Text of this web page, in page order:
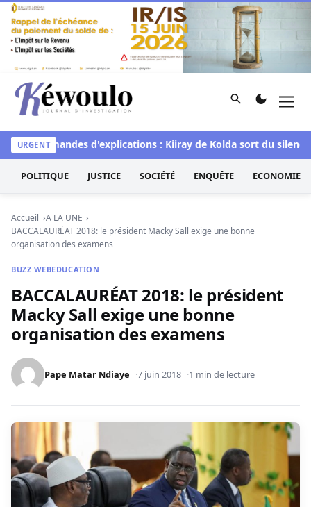
Aller au contenu
Kéwoulo, le premier site d'information et d'investigation
Rechercher
URGENT
demandes d'explications : Kiiray de Kolda sort du silence et
POLITIQUE JUSTICE SOCIÉTÉ ENQUÊTE ECONOMIE
Accueil
A LA UNE
BACCALAURÉAT 2018: le président Macky Sall exige une bonne
organisation des examens
BUZZ WEBEDUCATION
BACCALAURÉAT 2018: le président
Macky Sall exige une bonne
organisation des examens
Pape Matar Ndiaye 7 juin 2018 1 min de lecture